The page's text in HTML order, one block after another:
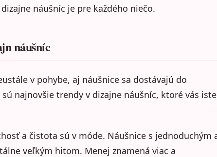
náušníc je pre každého niečo.
náušníc
v pohybe, aj náušnice sa dostávajú do
najnovšie trendy v dizajne náušníc, ktoré vás iste
a čistota sú v móde. Náušnice s jednoduchým
veľkým hitom. Menej znamená viac a